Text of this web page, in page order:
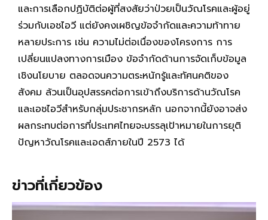
และการเลือกปฏิบัติต่อผู้ที่สงสัยว่าป่วยเป็นวัณโรคและผู้อยู่
ร่วมกับเอชไอวี แต่ยังคงเผชิญข้อจำกัดและความท้าทาย
หลายประการ เช่น ความไม่ต่อเนื่องของโครงการ การ
เปลี่ยนแปลงทางการเมือง ข้อจำกัดด้านการจัดเก็บข้อมูล
เชิงนโยบาย ตลอดจนความตระหนักรู้และทัศนคติของ
สังคม ล้วนเป็นอุปสรรคต่อการเข้าถึงบริการด้านวัณโรค
และเอชไอวีสำหรับกลุ่มประชากรหลัก นอกจากนี้ยังอาจส่ง
ผลกระทบต่อการที่ประเทศไทยจะบรรลุเป้าหมายในการยุติ
ปัญหาวัณโรคและเอดส์ภายในปี 2573 ได้
ข่าวที่เกี่ยวข้อง